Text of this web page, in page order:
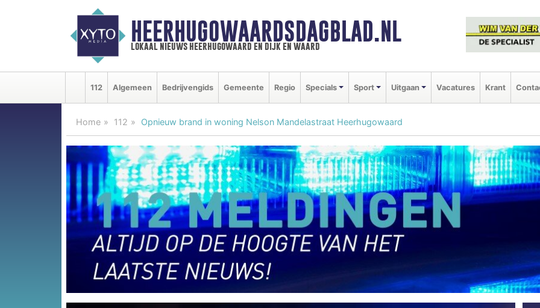
HEERHUGOWAARDSDAGBLAD.NL
lokaal nieuws heerhugowaard en dijk en waard
112 Algemeen Bedrijvengids Gemeente Regio Specials Sport Uitgaan Vacatures Krant
Home 112 Opnieuw brand in woning Nelson Mandelastraat Heerhugowaard